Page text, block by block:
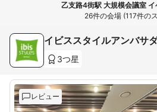
乙支路4街駅 大規模会議室
26件の会場 (117件の
イビススタイルアンバサ
3つ星
レビュー